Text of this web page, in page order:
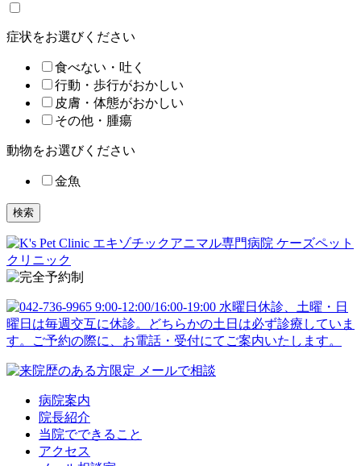
症状をお選びください
食べない・吐く
行動・歩行がおかしい
皮膚・体態がおかしい
その他・腫瘍
動物をお選びください
金魚
検索
病院案内
院長紹介
当院でできること
アクセス